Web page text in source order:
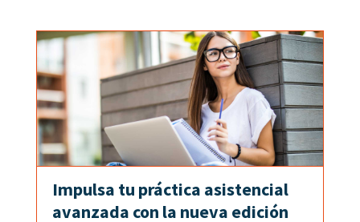
Impulsa tu práctica asistencial
avanzada con la nueva edición